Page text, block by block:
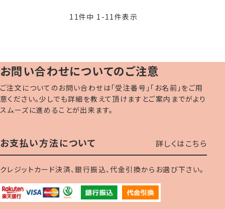
11件中 1 -11件表示
お問い合わせについてのご注意
ご注文についてのお問い合わせは「受注番号」「お名前」をご用
意ください。少しでも詳細を教えて頂けますとご案内までがより
スムーズに進めることが出来ます。
お支払い方法について 詳しくはこちら
クレジットカード決済、銀行振込、代金引換からお選び下さい。